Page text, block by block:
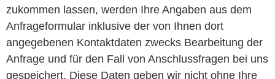
zukommen lassen, werden Ihre Angaben aus dem
Anfrageformular inklusive der von Ihnen dort
angegebenen Kontaktdaten zwecks Bearbeitung der
Anfrage und für den Fall von Anschlussfragen bei uns
gespeichert. Diese Daten geben wir nicht ohne Ihre